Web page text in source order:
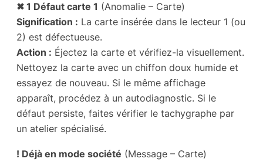
✖ 1 Défaut carte 1 (Anomalie – Carte)
Signification : La carte insérée dans le lecteur 1 (ou
2) est défectueuse.
Action : Éjectez la carte et vérifiez-la visuellement.
Nettoyez la carte avec un chiffon doux humide et
essayez de nouveau. Si le même affichage
apparaît, procédez à un autodiagnostic. Si le
défaut persiste, faites vérifier le tachygraphe par
un atelier spécialisé.
! Déjà en mode société (Message – Carte)